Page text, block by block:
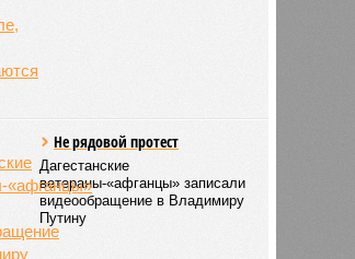
Не рядовой протест
Дагестанские
ветераны-«афганцы» записали
видеообращение в Владимиру
Путину